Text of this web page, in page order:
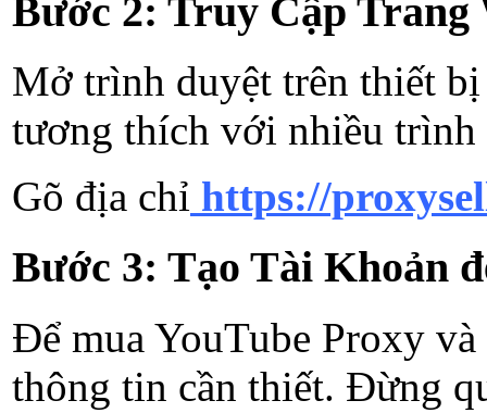
Bước 2: Truy Cập Trang
Mở trình duyệt trên thiết
tương thích với nhiều trình
Gõ địa chỉ https://
Bước 3: Tạo Tài Khoản
Để mua YouTube Proxy
thông tin cần thiết. Đừng